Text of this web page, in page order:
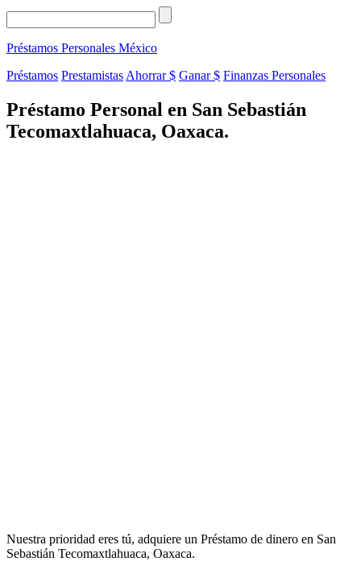
Préstamos Personales México
Préstamos Prestamistas Ahorrar $ Ganar $ Finanzas Personales
Préstamo Personal en San Sebastián
Tecomaxtlahuaca, Oaxaca.
Nuestra prioridad eres tú, adquiere un Préstamo de dinero en San
Sebastián Tecomaxtlahuaca, Oaxaca.